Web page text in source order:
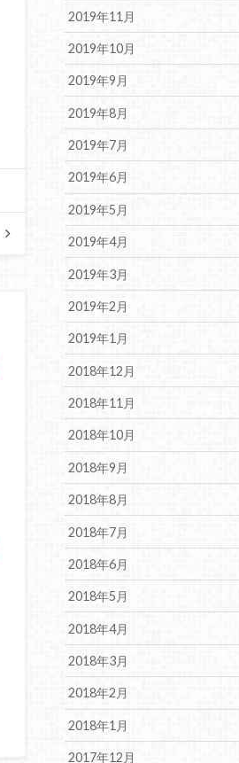
2019年11月
2019年10月
2019年9月
2019年8月
2019年7月
2019年6月
2019年5月
2019年4月
2019年3月
2019年2月
2019年1月
2018年12月
2018年11月
2018年10月
2018年9月
2018年8月
2018年7月
2018年6月
2018年5月
2018年4月
2018年3月
2018年2月
2018年1月
2017年12月